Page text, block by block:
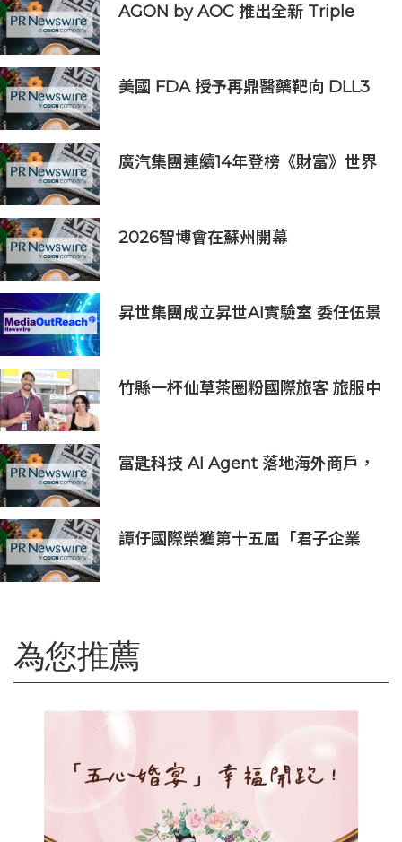
AGON by AOC 推出全新 Triple
美國 FDA 授予再鼎醫藥靶向 DLL3
定，用於治療神經內分泌癌（NEC）
廣汽集團連續14年登榜《財富》世界
2026智博會在蘇州開幕
昇世集團成立昇世AI實驗室 委任伍景
竹縣一杯仙草茶圈粉國際旅客 旅服中
富匙科技 AI Agent 落地海外商戶，
譚仔國際榮獲第十五屆「君子企業
為您推薦